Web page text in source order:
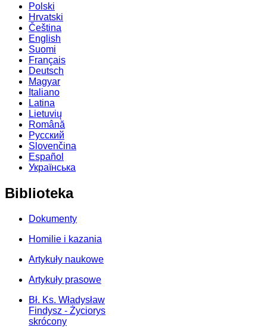
Polski
Hrvatski
Čeština
English
Suomi
Français
Deutsch
Magyar
Italiano
Latina
Lietuvių
Română
Русский
Slovenčina
Español
Українська
Biblioteka
Dokumenty
Homilie i kazania
Artykuły naukowe
Artykuły prasowe
Bł. Ks. Władysław
Findysz - Życiorys
skrócony